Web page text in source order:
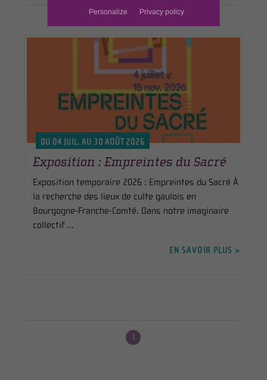
DU 04 JUIL. AU 30 AOÛT 2026
Exposition : Empreintes du Sacré
Exposition temporaire 2026 : Empreintes du Sacré À
la recherche des lieux de culte gaulois en
Bourgogne-Franche-Comté. Dans notre imaginaire
collectif ...
EN SAVOIR PLUS >
1
Personalize Privacy policy